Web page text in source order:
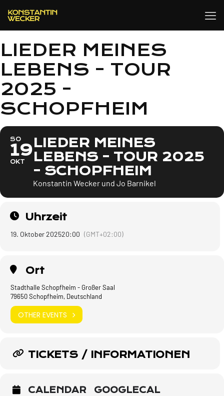
LIEDER MEINES
LEBENS - TOUR
2025 -
SCHOPFHEIM
SO
19
OKT
LIEDER MEINES
LEBENS - TOUR 2025
- SCHOPFHEIM
Konstantin Wecker und Jo Barnikel
Uhrzeit
19. Oktober 202520:00 (GMT+02:00)
Ort
Stadthalle Schopfheim - Großer Saal
79650 Schopfheim, Deutschland
OTHER EVENTS
TICKETS / INFORMATIONEN
CALENDAR GOOGLECAL